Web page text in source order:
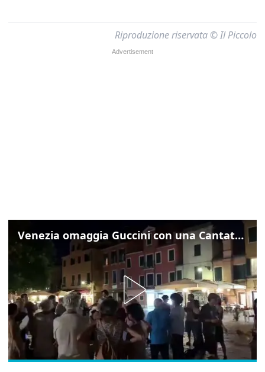
Riproduzione riservata © Il Piccolo
Venezia omaggia Guccini con una Cantata Anarchica in campo Santa Margherita